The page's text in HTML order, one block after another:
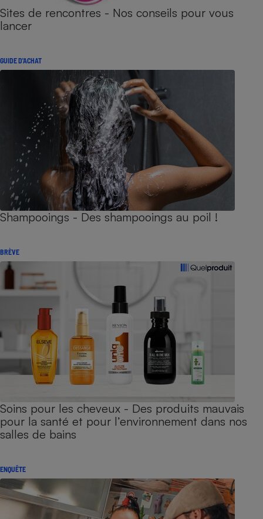
Sites de rencontres - Nos conseils pour vous
lancer
GUIDE D'ACHAT
Shampooings - Des shampooings au poil !
BRÈVE
Soins pour les cheveux - Des produits mauvais
pour la santé et pour l’environnement dans nos
salles de bains
ENQUÊTE